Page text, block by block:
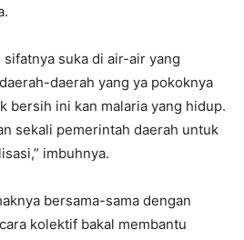
sifatnya suka di air-air yang
daerah yang ya pokoknya
bersih ini kan malaria yang hidup.
sekali pemerintah daerah untuk
imbuhnya.
bersama-sama dengan
kolektif bakal membantu